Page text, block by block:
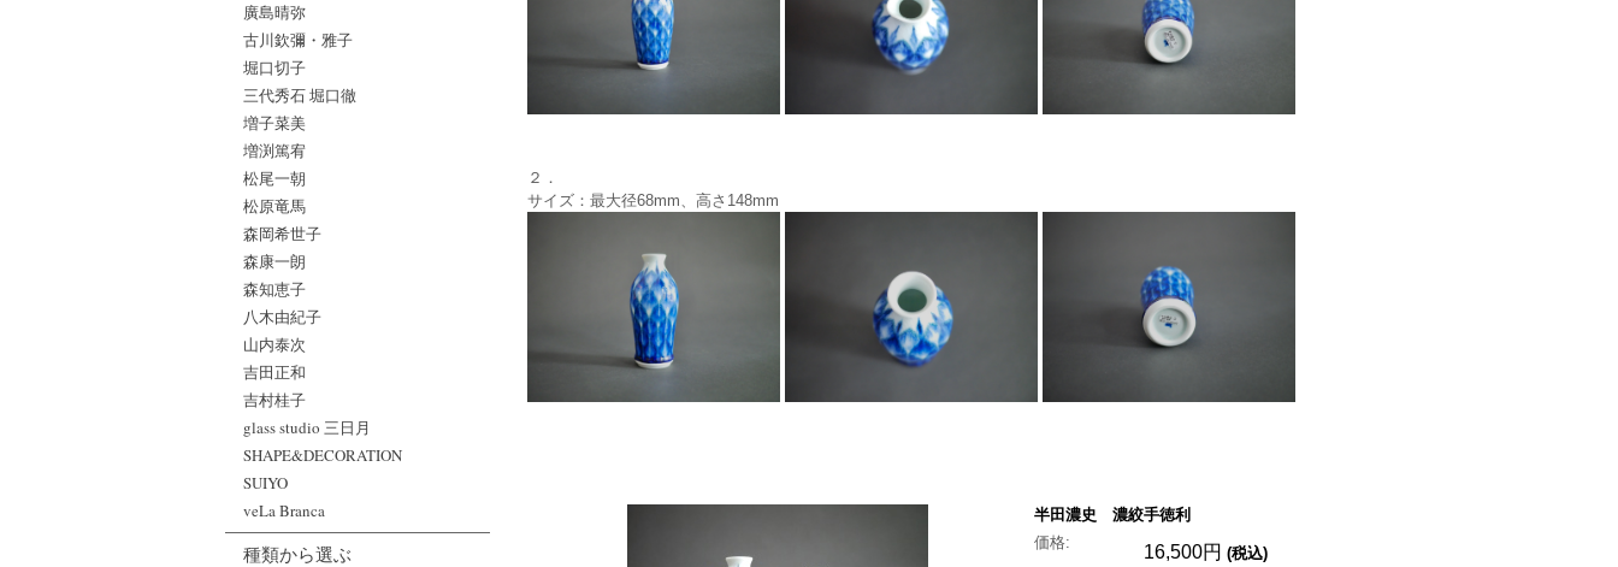
廣島晴弥
古川欽彌・雅子
堀口切子
三代秀石 堀口徹
増子菜美
増渕篤宥
松尾一朝
松原竜馬
森岡希世子
森康一朗
森知恵子
八木由紀子
山内泰次
吉田正和
吉村桂子
glass studio 三日月
SHAPE&DECORATION
SUIYO
veLa Branca
種類から選ぶ
２．
サイズ：最大径68mm、高さ148mm
半田濃史 濃絞手徳利
価格:
16,500円 (税込)